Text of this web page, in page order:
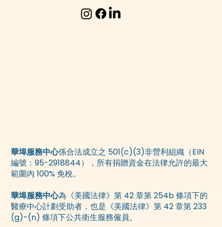
華埠服務中心係合法成立之 501(c)(3)非營利組織（EIN
編號：95-2918844），所有捐贈資金在法律允許的最大
範圍內 100% 免稅。
華埠服務中心為《美國法律》第 42 章第 254b 條項下的
醫療中心計劃受助者，也是《美國法律》第 42 章第 233
(g)-(n) 條項下公共衛生服務僱員。